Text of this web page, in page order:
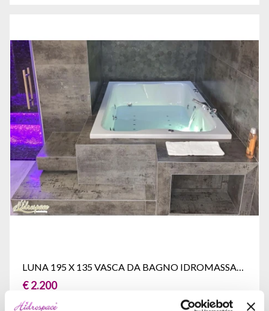
LUNA 195 X 135 VASCA DA BAGNO IDROMASSAGGIO
€ 2.200